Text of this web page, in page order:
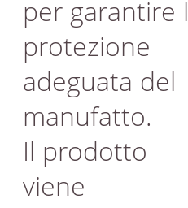
per garantire
protezione
adeguata del
manufatto.
Il prodotto
viene